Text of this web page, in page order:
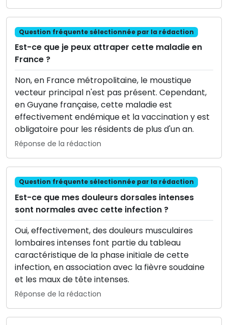
Question fréquente sélectionnée par la rédaction
Est-ce que je peux attraper cette maladie en
France ?
Non, en France métropolitaine, le moustique
vecteur principal n'est pas présent. Cependant,
en Guyane française, cette maladie est
effectivement endémique et la vaccination y est
obligatoire pour les résidents de plus d'un an.
Réponse de la rédaction
Question fréquente sélectionnée par la rédaction
Est-ce que mes douleurs dorsales intenses
sont normales avec cette infection ?
Oui, effectivement, des douleurs musculaires
lombaires intenses font partie du tableau
caractéristique de la phase initiale de cette
infection, en association avec la fièvre soudaine
et les maux de tête intenses.
Réponse de la rédaction